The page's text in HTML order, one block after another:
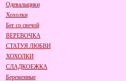
Одевальщики
Хохолки
Бег со свечой
ВЕРЕВОЧКА
СТАТУЯ ЛЮБВИ
ХОХОЛКИ
СЛАДКОЕЖКА
Беременные